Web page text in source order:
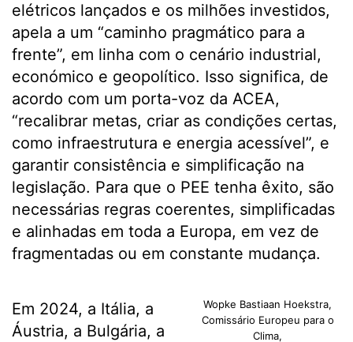
elétricos lançados e os milhões investidos,
apela a um “caminho pragmático para a
frente”, em linha com o cenário industrial,
económico e geopolítico. Isso significa, de
acordo com um porta-voz da ACEA,
“recalibrar metas, criar as condições certas,
como infraestrutura e energia acessível”, e
garantir consistência e simplificação na
legislação. Para que o PEE tenha êxito, são
necessárias regras coerentes, simplificadas
e alinhadas em toda a Europa, em vez de
fragmentadas ou em constante mudança.
Wopke Bastiaan Hoekstra,
Comissário Europeu para o
Clima,
Em 2024, a Itália, a
Áustria, a Bulgária, a